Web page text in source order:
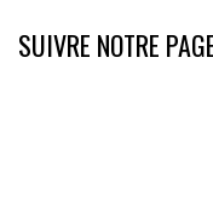
SUIVRE NOTRE